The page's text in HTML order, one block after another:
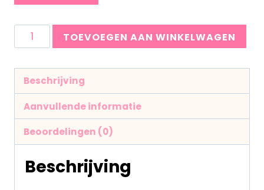
TOEVOEGEN AAN WINKELWAGEN
Beschrijving
Aanvullende informatie
Beoordelingen (0)
Beschrijving